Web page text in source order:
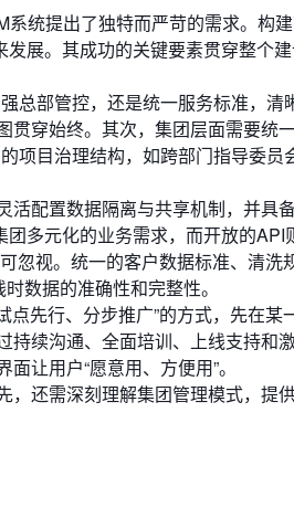
统提出了独特而严苛的需求。构
展。其成功的关键要素贯穿整个建
总部管控，还是统一服务标准，清
穿始终。其次，集团层面需要统
目治理结构，如跨部门指导委员
活配置数据隔离与共享机制，并具
多元化的业务需求，而开放的API
忽视。统一的客户数据标准、清洗
数据的准确性和完整性。
点先行、分步推广”的方式，先在
续沟通、全面培训、上线支持和
让用户“愿意用、方便用”。
，还需深刻理解集团管理模式，提